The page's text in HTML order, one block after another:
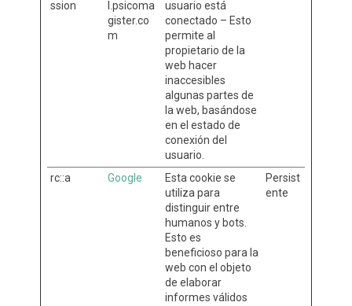
ssion
l.psicoma
gister.co
m
usuario está
conectado – Esto
permite al
propietario de la
web hacer
inaccesibles
algunas partes de
la web, basándose
en el estado de
conexión del
usuario.
rc::a
Google
Esta cookie se
utiliza para
distinguir entre
humanos y bots.
Esto es
beneficioso para la
web con el objeto
de elaborar
informes válidos
Persist
ente